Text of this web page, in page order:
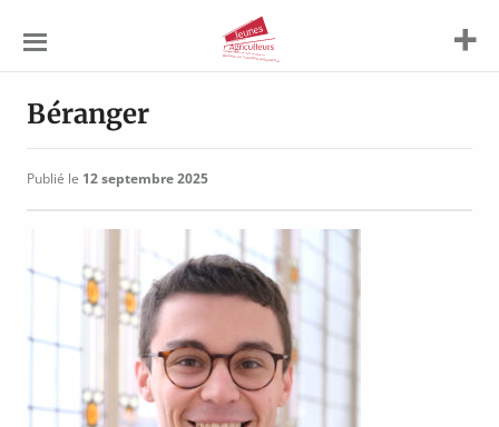
Agriculteurs
Béranger
Publié le 12 septembre 2025